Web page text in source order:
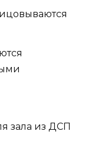
зала из ДСП